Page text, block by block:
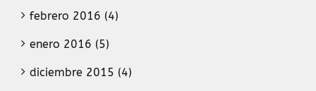
febrero 2016 (4)
enero 2016 (5)
diciembre 2015 (4)